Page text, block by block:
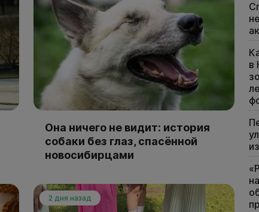
Она ничего не видит: история
собаки без глаз, спасённой
новосибирцами
2 дня назад
в